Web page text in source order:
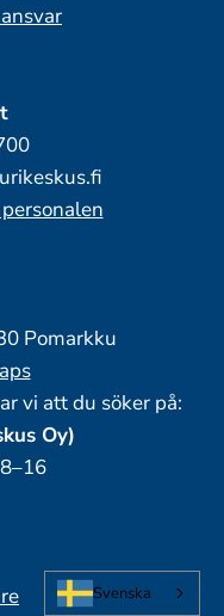
Pomarkku
vi att du söker på:
Oy)
Svenska